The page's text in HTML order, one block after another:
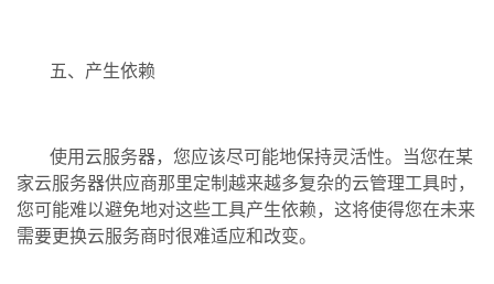
五、产生依赖
使用云服务器，您应该尽可能地保持灵活性。当您在某
家云服务器供应商那里定制越来越多复杂的云管理工具时，
您可能难以避免地对这些工具产生依赖，这将使得您在未来
需要更换云服务商时很难适应和改变。